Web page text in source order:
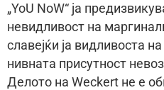
„YoU NoW“ ја
невидливост на
славејќи ја видливоста
нивната присутност
Делото на Weckert не е